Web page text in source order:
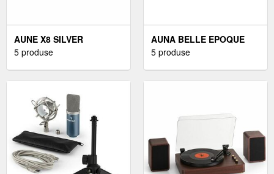
AUNE X8 SILVER
5 produse
AUNA BELLE EPOQUE
1908
5 produse